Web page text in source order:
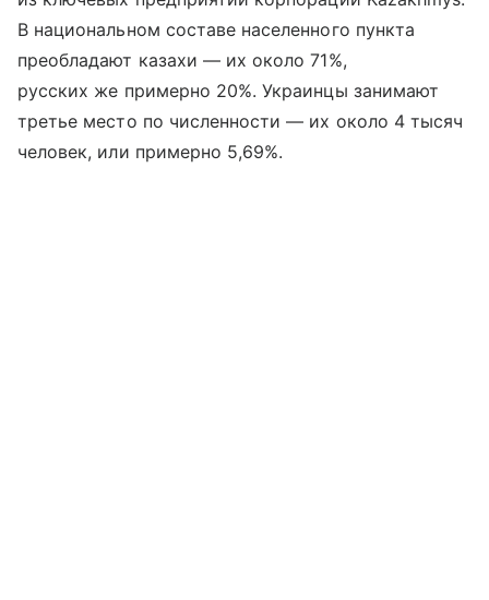
В национальном составе населенного пункта
преобладают казахи — их около 71%,
русских же примерно 20%. Украинцы занимают
третье место по численности — их около 4 тысяч
человек, или примерно 5,69%.